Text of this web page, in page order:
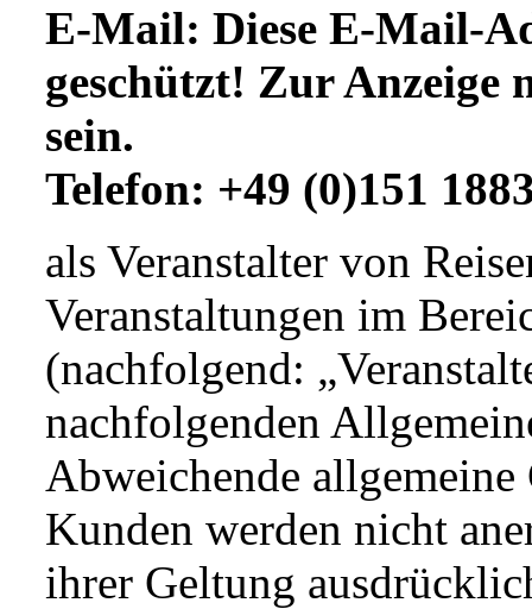
E-Mail: Diese E-Mail-
geschützt! Zur Anzeige
sein.
Telefon: +49 (0)151
als Veranstalter von
Veranstaltungen im
(nachfolgend:
nachfolgenden
Abweichende allgemeine
Kunden werden nicht
ihrer Geltung